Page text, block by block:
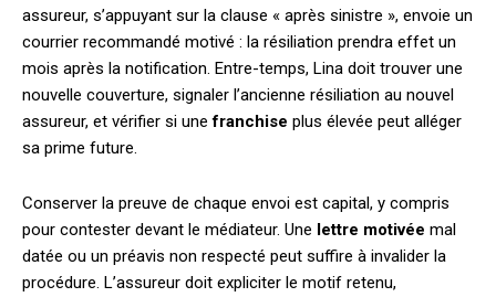
assureur, s’appuyant sur la clause « après sinistre », envoie un
courrier recommandé motivé : la résiliation prendra effet un
mois après la notification. Entre-temps, Lina doit trouver une
nouvelle couverture, signaler l’ancienne résiliation au nouvel
assureur, et vérifier si unefranchise plus élevée peut alléger
sa prime future.
Conserver la preuve de chaque envoi est capital, y compris
pour contester devant le médiateur. Une lettre motivée mal
datée ou un préavis non respecté peut suffire à invalider la
procédure. L’assureur doit expliciter le motif retenu,